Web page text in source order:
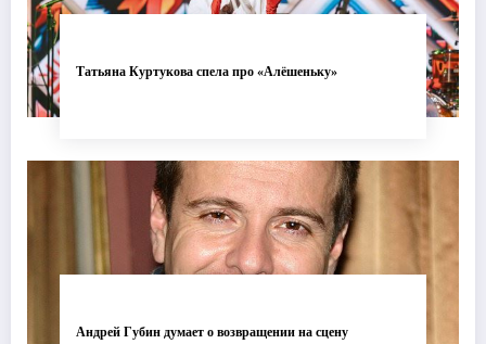
Татьяна Куртукова спела про «Алёшеньку»
Андрей Губин думает о возвращении на сцену